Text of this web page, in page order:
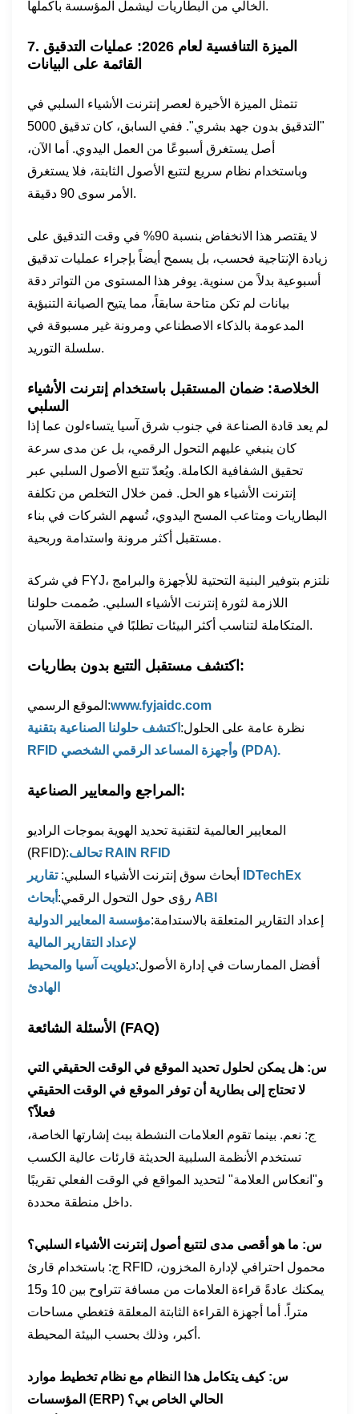
الخالي من البطاريات ليشمل المؤسسة بأكملها.
7. الميزة التنافسية لعام 2026: عمليات التدقيق
القائمة على البيانات
تتمثل الميزة الأخيرة لعصر إنترنت الأشياء السلبي في
"التدقيق بدون جهد بشري". ففي السابق، كان تدقيق 5000
أصل يستغرق أسبوعًا من العمل اليدوي. أما الآن،
وباستخدام نظام سريع لتتبع الأصول الثابتة، فلا يستغرق
الأمر سوى 90 دقيقة.
لا يقتصر هذا الانخفاض بنسبة 90% في وقت التدقيق على
زيادة الإنتاجية فحسب، بل يسمح أيضاً بإجراء عمليات تدقيق
أسبوعية بدلاً من سنوية. يوفر هذا المستوى من التواتر دقة
بيانات لم تكن متاحة سابقاً، مما يتيح الصيانة التنبؤية
المدعومة بالذكاء الاصطناعي ومرونة غير مسبوقة في
سلسلة التوريد.
الخلاصة: ضمان المستقبل باستخدام إنترنت الأشياء
السلبي
لم يعد قادة الصناعة في جنوب شرق آسيا يتساءلون عما إذا
كان ينبغي عليهم التحول الرقمي، بل عن مدى سرعة
تحقيق الشفافية الكاملة. ويُعدّ تتبع الأصول السلبي عبر
إنترنت الأشياء هو الحل. فمن خلال التخلص من تكلفة
البطاريات ومتاعب المسح اليدوي، تُسهم الشركات في بناء
مستقبل أكثر مرونة واستدامة وربحية.
في شركة FYJ، نلتزم بتوفير البنية التحتية للأجهزة والبرامج
اللازمة لثورة إنترنت الأشياء السلبي. صُممت حلولنا
المتكاملة لتناسب أكثر البيئات تطلبًا في منطقة الآسيان.
اكتشف مستقبل التتبع بدون بطاريات:
الموقع الرسمي:www.fyjaidc.com
نظرة عامة على الحلول: اكتشف حلولنا الصناعية بتقنية
RFID وأجهزة المساعد الرقمي الشخصي (PDA).
المراجع والمعايير الصناعية:
المعايير العالمية لتقنية تحديد الهوية بموجات الراديو
(RFID):
تحالف RAIN RFID
أبحاث سوق إنترنت الأشياء السلبي:
تقارير IDTechEx
رؤى حول التحول الرقمي: أبحاث ABI
إعداد التقارير المتعلقة بالاستدامة:مؤسسة المعايير الدولية
لإعداد التقارير المالية
أفضل الممارسات في إدارة الأصول:ديلويت آسيا والمحيط
الهادئ
الأسئلة الشائعة (FAQ)
س: هل يمكن لحلول تحديد الموقع في الوقت الحقيقي التي
لا تحتاج إلى بطارية أن توفر الموقع في الوقت الحقيقي
فعلاً؟
ج: نعم. بينما تقوم العلامات النشطة ببث إشارتها الخاصة،
تستخدم الأنظمة السلبية الحديثة قارئات عالية الكسب
و"انعكاس العلامة" لتحديد المواقع في الوقت الفعلي تقريبًا
داخل منطقة محددة.
س: ما هو أقصى مدى لتتبع أصول إنترنت الأشياء السلبي؟
ج: باستخدام قارئ RFID محمول احترافي لإدارة المخزون،
يمكنك عادةً قراءة العلامات من مسافة تتراوح بين 10 و15
متراً. أما أجهزة القراءة الثابتة المعلقة فتغطي مساحات
أكبر، وذلك بحسب البيئة المحيطة.
س: كيف يتكامل هذا النظام مع نظام تخطيط موارد
المؤسسات (ERP) الحالي الخاص بي؟